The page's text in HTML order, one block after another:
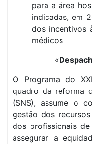
para a área
indicadas, em
dos incentivos
médicos
«
O Programa do
quadro da reforma
(SNS), assume o
gestão dos
dos profissionais
assegurar a